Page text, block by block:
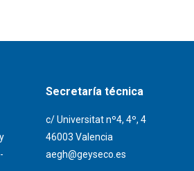
Secretaría técnica
c/ Universitat nº4, 4º, 4
46003 Valencia
aegh@geyseco.es